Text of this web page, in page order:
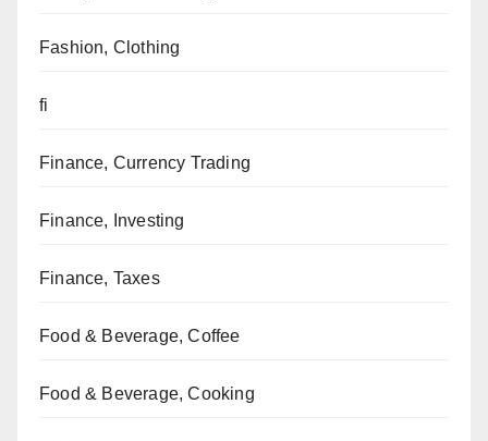
Fashion, Clothing
fi
Finance, Currency Trading
Finance, Investing
Finance, Taxes
Food & Beverage, Coffee
Food & Beverage, Cooking